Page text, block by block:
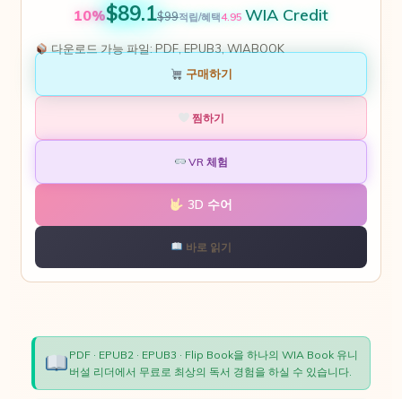
10%$89.1$99적립/혜택4.95 WIA Credit
다운로드 가능 파일:PDF, EPUB3, WIABOOK
구매하기
찜하기
VR 체험
3D 수어
바로 읽기
PDF · EPUB2 · EPUB3 · Flip Book을 하나의 WIA Book 유니
버설 리더에서 무료로 최상의 독서 경험을 하실 수 있습니다.